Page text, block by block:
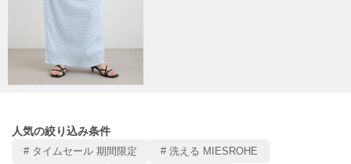
le coq sportif
ルコックスポルティフ
レスポートサック
人気の絞り込み条件
# タイムセール 期間限定 # 洗える MIESROHE